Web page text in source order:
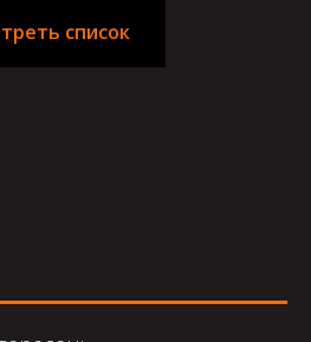
список
работы